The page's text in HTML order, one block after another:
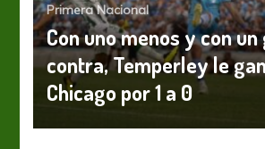
Primera Nacional
Con uno menos y con
contra, Temperley le
Chicago por 1 a 0